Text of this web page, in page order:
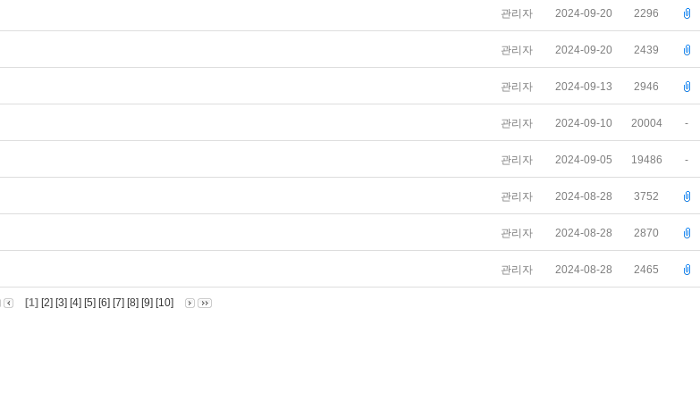
관리자 2024-09-20 2296
관리자 2024-09-20 2439
관리자 2024-09-13 2946
관리자 2024-09-10 20004 -
관리자 2024-09-05 19486 -
관리자 2024-08-28 3752
관리자 2024-08-28 2870
관리자 2024-08-28 2465
[1] [2] [3] [4] [5] [6] [7] [8] [9] [10]